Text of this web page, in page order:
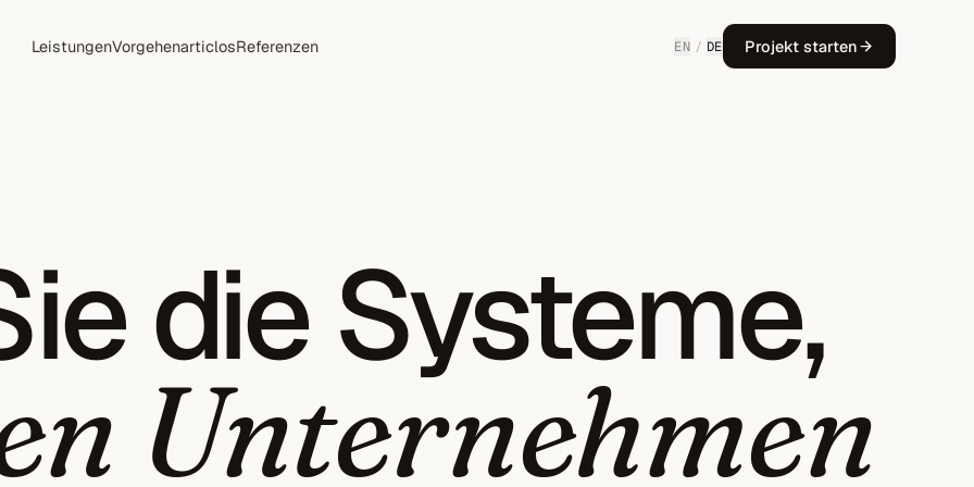
LeistungenVorgehenarticlosReferenzen EN / DE Projekt starten
die Systeme,
Unternehmen